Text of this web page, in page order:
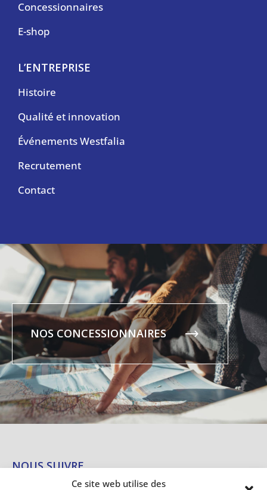
Ce site web utilise des
Concessionnaires
E-shop
L’ENTREPRISE
Histoire
Qualité et innovation
Événements Westfalia
Recrutement
Contact
NOS CONCESSIONNAIRES
NOUS SUIVRE